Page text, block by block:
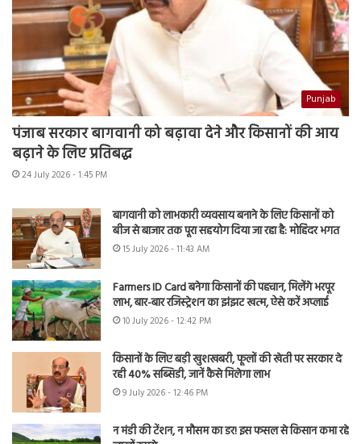
Punjab
पंजाब सरकार बागवानी को बढ़ावा देने और किसानों की आय
बढ़ाने के लिए प्रतिबद्ध
24 July 2026 - 1:45 PM
बागवानी को लाभकारी व्यवसाय बनाने के लिए किसानों को
बीज से बाजार तक पूरा सहयोग दिया जा रहा है: मोहिंदर भगत
15 July 2026 - 11:43 AM
Farmers ID Card बनेगा किसानों की पहचान, मिलेंगे भरपूर
लाभ, बार-बार रजिस्ट्रेशन का झंझट खत्म, ऐसे करें अप्लाई
10 July 2026 - 12:42 PM
किसानों के लिए बड़ी खुशखबरी, फूलों की खेती पर सरकार दे
रही 40% सब्सिडी, जानें कैसे मिलेगा लाभ
9 July 2026 - 12:46 PM
न मंडी की टेंशन, न मौसम का डर! इस फसल से किसान कमा रहे